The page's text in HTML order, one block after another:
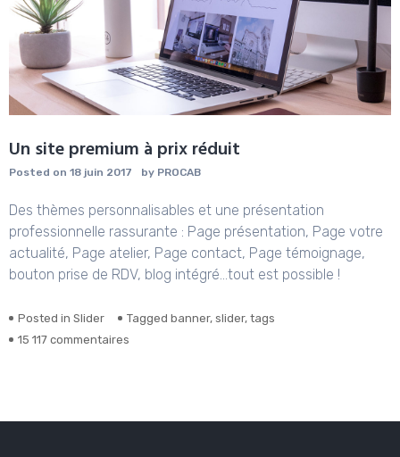
Un site premium à prix réduit
Posted on 18 juin 2017 by PROCAB
Des thèmes personnalisables et une présentation
professionnelle rassurante : Page présentation, Page votre
actualité, Page atelier, Page contact, Page témoignage,
bouton prise de RDV, blog intégré…tout est possible !
Posted in Slider Tagged banner, slider, tags
15 117 commentaires
prix